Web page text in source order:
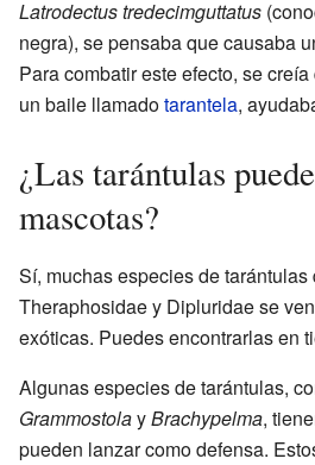
Latrodectus tredecimguttatus
negra), se pensaba que causaba
Para combatir este efecto, se
un baile llamadotarantela,
¿Las tarántulas
mascotas?
Sí, muchas especies de
Theraphosidae y Dipluridae se
exóticas. Puedes encontrarlas en
Algunas especies de tarántulas,
GrammostolayBrachypelma,
pueden lanzar como defensa.